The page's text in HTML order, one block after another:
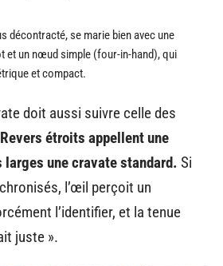
décontracté, se marie bien avec une
et un nœud simple (four-in-hand), qui
et compact.
doit aussi suivre celle des
Revers étroits appellent une
une cravate standard. Si
l’œil perçoit un
l’identifier, et la tenue
juste ».